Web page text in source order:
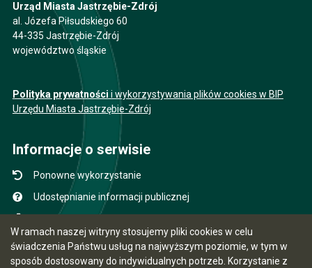
W ramach naszej witryny stosujemy pliki cookies w celu
świadczenia Państwu usług na najwyższym poziomie, w tym w
sposób dostosowany do indywidualnych potrzeb. Korzystanie z
Urząd Miasta Jastrzębie-Zdrój
al. Józefa Piłsudskiego 60
44-335 Jastrzębie-Zdrój
województwo śląskie
Polityka prywatności i wykorzystywania plików cookies w BIP
Urzędu Miasta Jastrzębie-Zdrój
Informacje o serwisie
Ponowne wykorzystanie
Udostępnianie informacji publicznej
Instrukcja obsługi
Statystyki oglądalności